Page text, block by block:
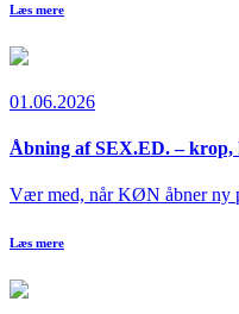
Læs mere
01.06.2026
Åbning af SEX.ED. – krop,
Vær med, når KØN åbner ny
Læs mere